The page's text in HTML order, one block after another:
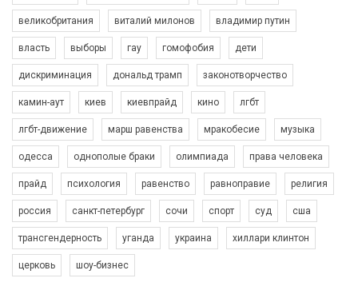
Зупинимо насильство проти ЛГБТ в Україні! Stop violence against LGBT in Ukraine!
6/30/2017
Емоційний та вражаючий промо-ролік на конкурс PACT, який
представляє програму "Гей-альянс Україна" з протидії
насильству проти ЛГБТ в Україні.
Ми просимо вашої підтримки, щоб реалізувати нашу
програму з боротьби з насильством проти ЛГБТ в Україні.
Якщо ти хочеш підтримати нас - просто натисни "лайк" під
1.9K Просмотров • 226 Нравится • 5 Комментариев
великобритания виталий милонов владимир путин
власть выборы гау гомофобия дети
дискриминация дональд трамп законотворчество
камин-аут киев киевпрайд кино лгбт
лгбт-движение марш равенства мракобесие музыка
одесса однополые браки олимпиада права человека
прайд психология равенство равноправие религия
россия санкт-петербург сочи спорт суд сша
трансгендерность уганда украина хиллари клинтон
церковь шоу-бизнес